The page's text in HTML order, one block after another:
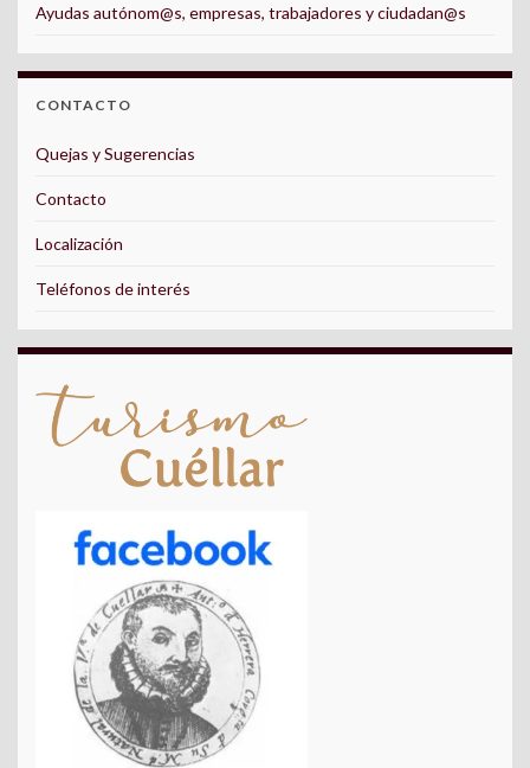
Ayudas autónom@s, empresas, trabajadores y ciudadan@s
CONTACTO
Quejas y Sugerencias
Contacto
Localización
Teléfonos de interés